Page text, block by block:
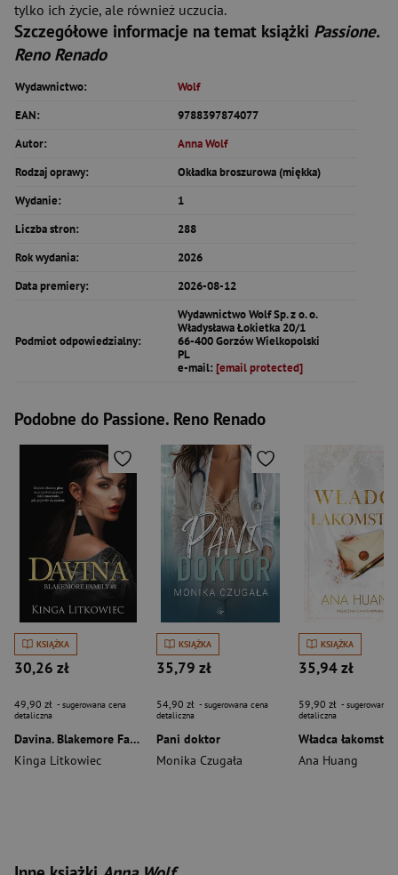
tylko ich życie, ale również uczucia.
Szczegółowe informacje na temat książki Passione.
Reno Renado
Wydawnictwo:
Wolf
EAN:
9788397874077
Autor:
Anna Wolf
Rodzaj oprawy:
Okładka broszurowa (miękka)
Wydanie:
1
Liczba stron:
288
Rok wydania:
2026
Data premiery:
2026-08-12
Podmiot odpowiedzialny:
Wydawnictwo Wolf Sp. z o. o.
Władysława Łokietka 20/1
66-400 Gorzów Wielkopolski
PL
e-mail: [email protected]
Podobne do Passione. Reno Renado
KSIĄŻKA
30,26 zł
49,90 zł - sugerowana cena
detaliczna
Davina. Blakemore Family. Tom 8
Kinga Litkowiec
KSIĄŻKA
35,79 zł
54,90 zł - sugerowana cena
detaliczna
Pani doktor
Monika Czugała
KSIĄŻKA
35,94 zł
59,90 zł - sugerowana
detaliczna
Ana Huang